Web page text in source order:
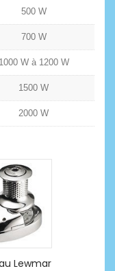
500 W
700 W
1000 W à 1200 W
1500 W
2000 W
Lewmar